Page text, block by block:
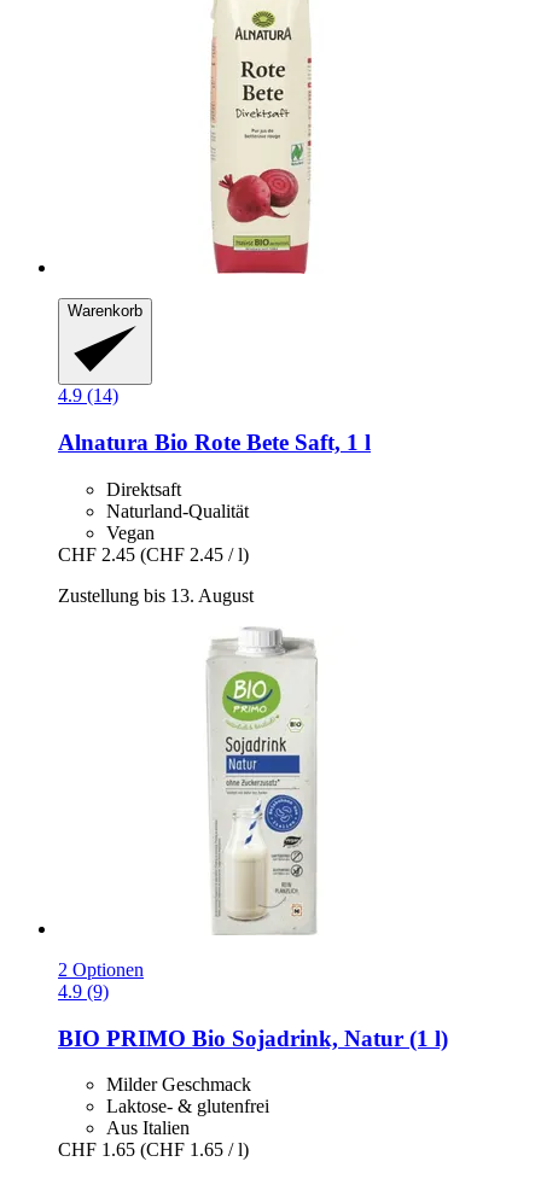
Warenkorb
4.9 (14)
Alnatura Bio Rote Bete Saft, 1 l
Direktsaft
Naturland-Qualität
Vegan
CHF 2.45 (CHF 2.45 / l)
Zustellung bis 13. August
2 Optionen
4.9 (9)
BIO PRIMO Bio Sojadrink, Natur (1 l)
Milder Geschmack
Laktose- & glutenfrei
Aus Italien
CHF 1.65 (CHF 1.65 / l)